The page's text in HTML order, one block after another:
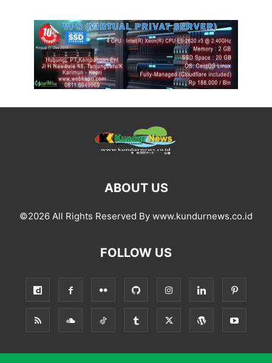
ABOUT US
©2026 All Rights Reserved By www.kundurnews.co.id
FOLLOW US